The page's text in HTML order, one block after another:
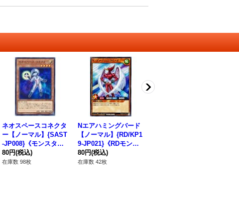
ネオスペースコネクタ
ー【ノーマル】{SAST
-JP008}《モンスタ
ー》
80円(税込)
在庫数 98枚
Nエアハミングバード
【ノーマル】{RD/KP1
9-JP021}《RDモンス
ター》
80円(税込)
在庫数 42枚